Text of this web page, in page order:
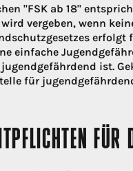
"FSK ab 18"
vergeben, wenn
erfolgt
einfache
ist.
für
FÜR